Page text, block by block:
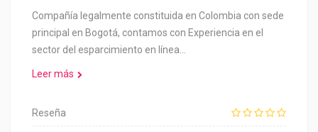
Compañía legalmente constituida en Colombia con sede
principal en Bogotá, contamos con Experiencia en el
sector del esparcimiento en línea…
Leer más
Reseña